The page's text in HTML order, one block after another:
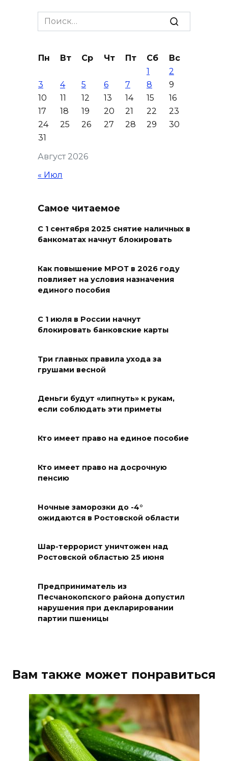
Это стало нашей традицией:
ростовчане установили
бездомных животных
Журналисты «ДОН 24» вышли
на субботник в парке
Островского
Сносить нельзя, сохранять
Рувинского от запустения
08 августа 2026 14:04
поджег газ в квартире
бывшей жены, эвакуированы
7 человек
с Днем физкультурника
Ростовчане оказались среди
Новороссийске
В Ростовской области
техногенных пожаров и 30
возгораний растительности
предупреждение из-за
высокого риска пожаров
08 августа 2026 09:32
вражеские БПЛА
08 августа 2026 09:29
Аномальная жара до +40 °C
накроет Ростов-на-Дону 8
августа
Search
for:
Август 2026
Пн Вт Ср Чт Пт Сб
Вс
1
2
3
4 5 6 7 8
9
10
11 12 13 14 15
16
17
18 19 20 21 22
23
24
25 26 27 28 29
30
31
« Июл
Самое читаемое
С 1 сентября 2025 снятие наличных в
банкоматах начнут блокировать
Как повышение МРОТ в 2026 году
повлияет на условия назначения
единого пособия
С 1 июля в России начнут
блокировать банковские карты
Три главных правила ухода за
грушами весной
Деньги будут «липнуть» к рукам,
если соблюдать эти приметы
Кто имеет право на единое пособие
Кто имеет право на досрочную
пенсию
Ночные заморозки до -4°
ожидаются в Ростовской области
Шар-террорист уничтожен над
Ростовской областью 25 июня
Предприниматель из
Песчанокопского района допустил
нарушения при декларировании
партии пшеницы
Вам также может понравиться